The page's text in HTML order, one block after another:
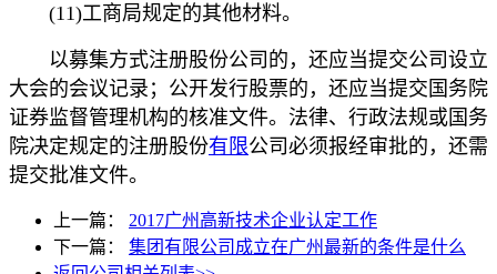
(11)工商局规定的其他材料。
以募集方式注册股份公司的，还应当提交公司设立
大会的会议记录；公开发行股票的，还应当提交国务院
证券监督管理机构的核准文件。法律、行政法规或国务
院决定规定的注册股份有限公司必须报经审批的，还需
提交批准文件。
上一篇： 2017广州高新技术企业认定工作
下一篇： 集团有限公司成立在广州最新的条件是什么